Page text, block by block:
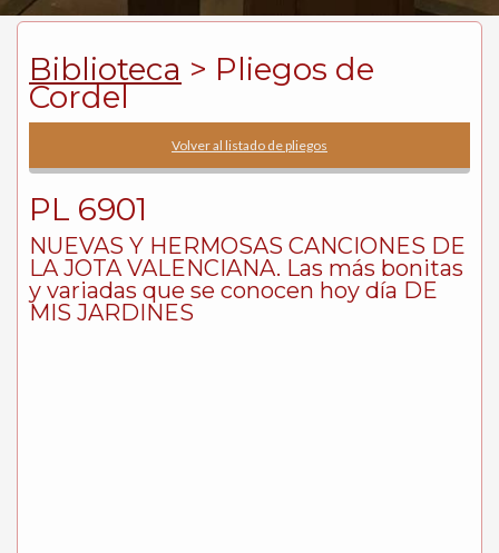
Biblioteca > Pliegos de
Cordel
Volver al listado de pliegos
PL 6901
NUEVAS Y HERMOSAS CANCIONES DE
LA JOTA VALENCIANA. Las más bonitas
y variadas que se conocen hoy día DE
MIS JARDINES